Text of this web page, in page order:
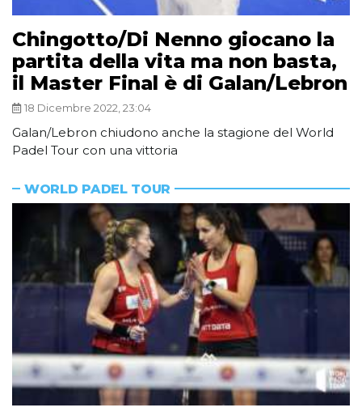
Chingotto/Di Nenno giocano la
partita della vita ma non basta,
il Master Final è di Galan/Lebron
18 Dicembre 2022, 23:04
Galan/Lebron chiudono anche la stagione del World
Padel Tour con una vittoria
WORLD PADEL TOUR